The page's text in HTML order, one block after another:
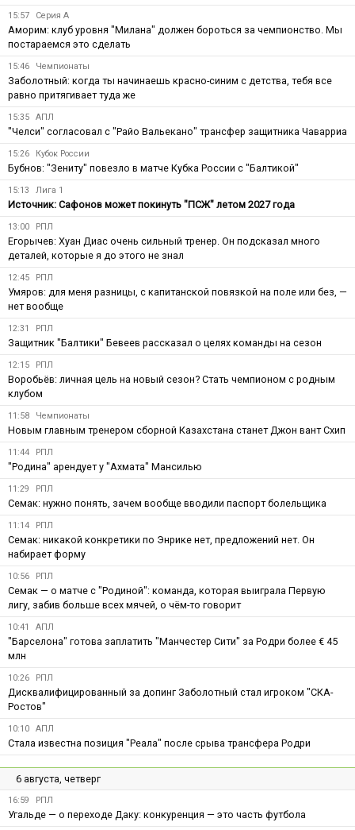
15:57 Серия А
Аморим: клуб уровня "Милана" должен бороться за чемпионство. Мы
постараемся это сделать
15:46 Чемпионаты
Заболотный: когда ты начинаешь красно-синим с детства, тебя все
равно притягивает туда же
15:35 АПЛ
"Челси" согласовал с "Райо Вальекано" трансфер защитника Чаварриа
15:26 Кубок России
Бубнов: "Зениту" повезло в матче Кубка России с "Балтикой"
15:13 Лига 1
Источник: Сафонов может покинуть "ПСЖ" летом 2027 года
13:00 РПЛ
Егорычев: Хуан Диас очень сильный тренер. Он подсказал много
деталей, которые я до этого не знал
12:45 РПЛ
Умяров: для меня разницы, с капитанской повязкой на поле или без, —
нет вообще
12:31 РПЛ
Защитник "Балтики" Бевеев рассказал о целях команды на сезон
12:15 РПЛ
Воробьёв: личная цель на новый сезон? Стать чемпионом с родным
клубом
11:58 Чемпионаты
Новым главным тренером сборной Казахстана станет Джон вант Схип
11:44 РПЛ
"Родина" арендует у "Ахмата" Мансилью
11:29 РПЛ
Семак: нужно понять, зачем вообще вводили паспорт болельщика
11:14 РПЛ
Семак: никакой конкретики по Энрике нет, предложений нет. Он
набирает форму
10:56 РПЛ
Семак — о матче с "Родиной": команда, которая выиграла Первую
лигу, забив больше всех мячей, о чём-то говорит
10:41 АПЛ
"Барселона" готова заплатить "Манчестер Сити" за Родри более € 45
млн
10:26 РПЛ
Дисквалифицированный за допинг Заболотный стал игроком "СКА-
Ростов"
10:10 АПЛ
Стала известна позиция "Реала" после срыва трансфера Родри
6 августа, четверг
16:59 РПЛ
Угальде — о переходе Даку: конкуренция — это часть футбола